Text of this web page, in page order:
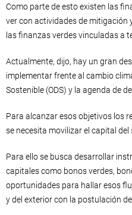
Como parte de esto existen las
ver con actividades de
las finanzas verdes vinculadas a
Actualmente, dijo, hay un gran
implementar frente al cambio
Sostenible (ODS) y la agenda de
Para alcanzar esos objetivos los
se necesita movilizar el capital del
Para ello se busca desarrollar
capitales como bonos verdes,
oportunidades para hallar esos
y del exterior con la postulación